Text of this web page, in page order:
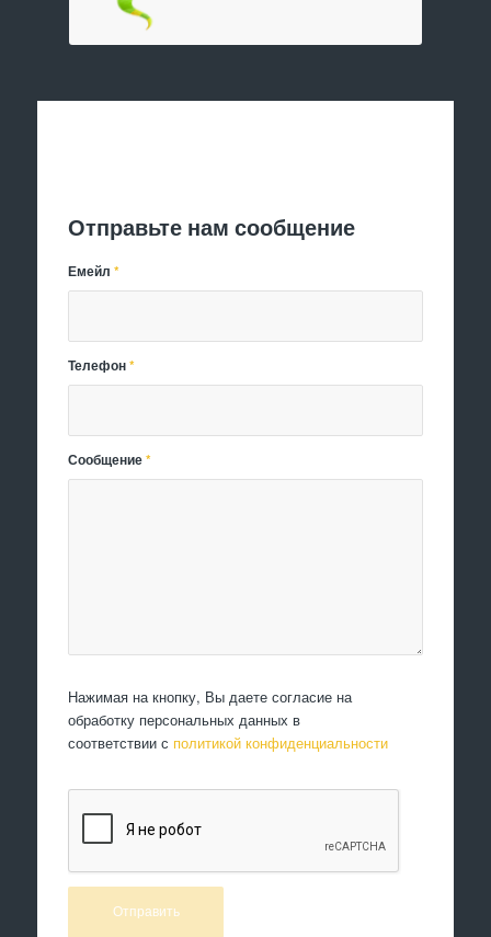
Отправьте нам сообщение
Емейл*
Телефон*
Сообщение*
Нажимая на кнопку, Вы даете согласие на
обработку персональных данных в
соответствии с политикой конфиденциальности